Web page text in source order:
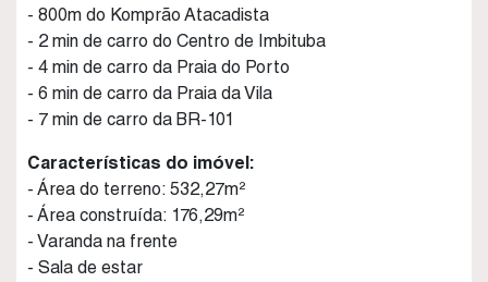
- 800m do Komprão Atacadista
- 2 min de carro do Centro de Imbituba
- 4 min de carro da Praia do Porto
- 6 min de carro da Praia da Vila
- 7 min de carro da BR-101
Características do imóvel:
- Área do terreno: 532,27m²
- Área construída: 176,29m²
- Varanda na frente
- Sala de estar